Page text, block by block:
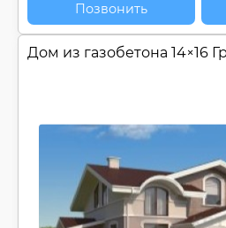
Позвонить
Дом из газобетона 14×16